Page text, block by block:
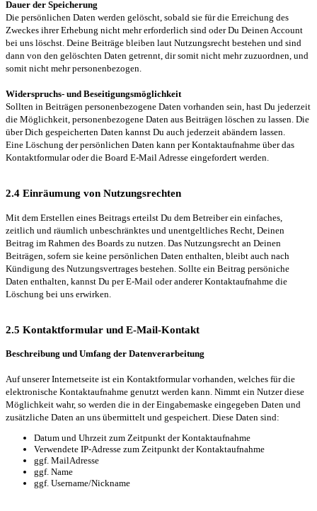
Dauer der Speicherung
Die persönlichen Daten werden gelöscht, sobald sie für die Erreichung des
Zweckes ihrer Erhebung nicht mehr erforderlich sind oder Du Deinen Account
bei uns löschst. Deine Beiträge bleiben laut Nutzungsrecht bestehen und sind
dann von den gelöschten Daten getrennt, dir somit nicht mehr zuzuordnen, und
somit nicht mehr personenbezogen.
Widerspruchs- und Beseitigungsmöglichkeit
Sollten in Beiträgen personenbezogene Daten vorhanden sein, hast Du jederzeit
die Möglichkeit, personenbezogene Daten aus Beiträgen löschen zu lassen. Die
über Dich gespeicherten Daten kannst Du auch jederzeit abändern lassen.
Eine Löschung der persönlichen Daten kann per Kontaktaufnahme über das
Kontaktformular oder die Board E-Mail Adresse eingefordert werden.
2.4 Einräumung von Nutzungsrechten
Mit dem Erstellen eines Beitrags erteilst Du dem Betreiber ein einfaches,
zeitlich und räumlich unbeschränktes und unentgeltliches Recht, Deinen
Beitrag im Rahmen des Boards zu nutzen. Das Nutzungsrecht an Deinen
Beiträgen, sofern sie keine persönlichen Daten enthalten, bleibt auch nach
Kündigung des Nutzungsvertrages bestehen. Sollte ein Beitrag persöniche
Daten enthalten, kannst Du per E-Mail oder anderer Kontaktaufnahme die
Löschung bei uns erwirken.
2.5 Kontaktformular und E-Mail-Kontakt
Beschreibung und Umfang der Datenverarbeitung
Auf unserer Internetseite ist ein Kontaktformular vorhanden, welches für die
elektronische Kontaktaufnahme genutzt werden kann. Nimmt ein Nutzer diese
Möglichkeit wahr, so werden die in der Eingabemaske eingegeben Daten und
zusätzliche Daten an uns übermittelt und gespeichert. Diese Daten sind:
Datum und Uhrzeit zum Zeitpunkt der Kontaktaufnahme
Verwendete IP-Adresse zum Zeitpunkt der Kontaktaufnahme
ggf. MailAdresse
ggf. Name
ggf. Username/Nickname